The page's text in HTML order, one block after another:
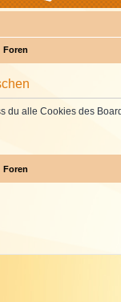
Foren
du alle Cookies des
Foren